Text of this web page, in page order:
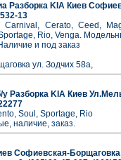
Разборка KIA Киев
13
Carnival, Cerato, Ceed,
Rio, Venga.
и под заказ
ул. Зодчих 58а,
Разборка KIA Киев
Soul, Sportage, Rio
наличие, заказ.
Софиевская-